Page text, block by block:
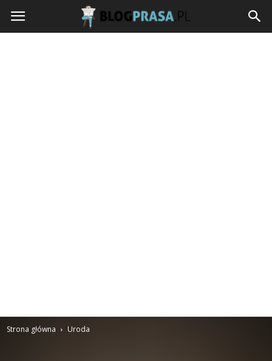
blogprasa.pl
Strona główna Uroda